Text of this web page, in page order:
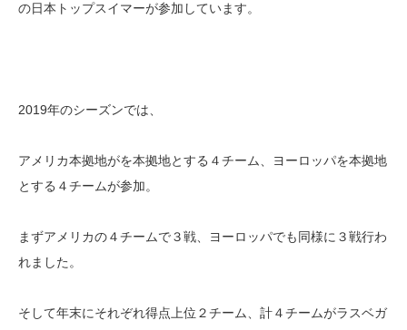
の日本トップスイマーが参加しています。
2019年のシーズンでは、
アメリカ本拠地がを本拠地とする４チーム、ヨーロッパを本拠地
とする４チームが参加。
まずアメリカの４チームで３戦、ヨーロッパでも同様に３戦行わ
れました。
そして年末にそれぞれ得点上位２チーム、計４チームがラスベガ